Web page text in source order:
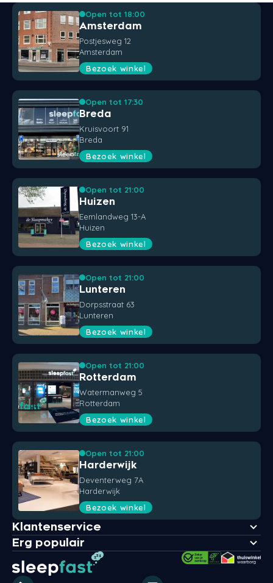
Open tot 18:00
Amsterdam
Postjesweg 12
Amsterdam
Bezoek winkel
Open tot 17:30
Breda
Kruisvoort 91
Breda
Bezoek winkel
Open tot 21:00
Huizen
Eemlandweg 13-A
Huizen
Bezoek winkel
Open tot 21:00
Lunteren
Dorpsstraat 63
Lunteren
Bezoek winkel
Open tot 21:00
Rotterdam
Watermanweg 5
Rotterdam
Bezoek winkel
Open tot 21:00
Harderwijk
Deventerweg 7A
Harderwijk
Bezoek winkel
Klantenservice
Erg populair